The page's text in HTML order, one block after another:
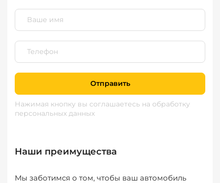
Отправить
Нажимая кнопку вы соглашаетесь на обработку
персональных данных
Наши преимущества
Мы заботимся о том, чтобы ваш автомобиль